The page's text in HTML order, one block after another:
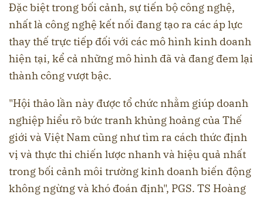
Đặc biệt trong bối cảnh, sự tiến bộ công nghệ,
nhất là công nghệ kết nối đang tạo ra các áp lực
thay thế trực tiếp đối với các mô hình kinh doanh
hiện tại, kể cả những mô hình đã và đang đem lại
thành công vượt bậc.
"Hội thảo lần này được tổ chức nhằm giúp doanh
nghiệp hiểu rõ bức tranh khủng hoảng của Thế
giới và Việt Nam cũng như tìm ra cách thức định
vị và thực thi chiến lược nhanh và hiệu quả nhất
trong bối cảnh môi trường kinh doanh biến động
không ngừng và khó đoán định", PGS. TS Hoàng